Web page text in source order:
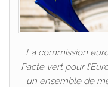
La commission
Pacte vert pour
un ensemble de